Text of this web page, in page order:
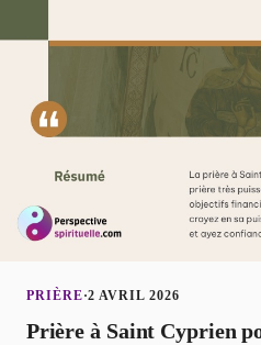
PRIÈRE·2 AVRIL 2026
Prière à Saint Cyprien